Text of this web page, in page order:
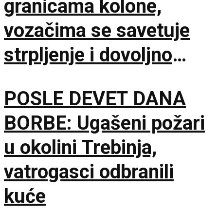
granicama kolone,
vozačima se savetuje
strpljenje i dovoljno
POSLE DEVET DANA
BORBE: Ugašeni požari
u okolini Trebinja,
vatrogasci odbranili
kuće